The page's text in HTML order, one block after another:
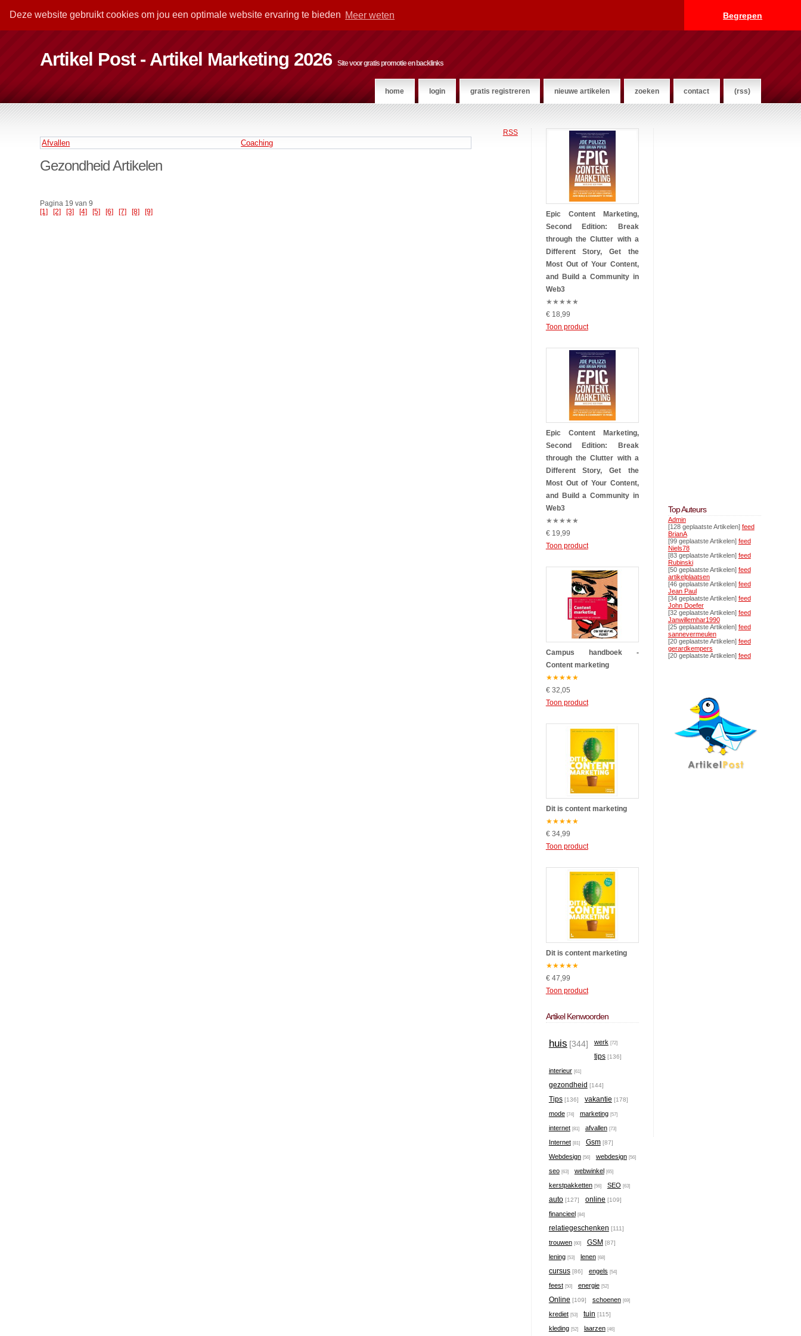
Deze website gebruikt cookies om jou een optimale website ervaring te bieden Meer weten Begrepen
Artikel Post - Artikel Marketing 2026 Site voor gratis promotie en backlinks
home login gratis registreren nieuwe artikelen zoeken contact (rss)
RSS
Afvallen Coaching
Gezondheid Artikelen
Pagina 19 van 9
[1]
[2] [3] [4] [5] [6] [7] [8] [9]
Epic Content Marketing,
Second Edition: Break
through the Clutter with a
Different Story, Get the
Most Out of Your Content,
and Build a Community in
Web3
★★★★★
€ 18,99
Toon product
Epic Content Marketing,
Second Edition: Break
through the Clutter with a
Different Story, Get the
Most Out of Your Content,
and Build a Community in
Web3
★★★★★
€ 19,99
Toon product
Campus handboek -
Content marketing
★★★★★
€ 32,05
Toon product
Dit is content marketing
★★★★★
€ 34,99
Toon product
Dit is content marketing
★★★★★
€ 47,99
Toon product
Artikel Kenwoorden
huis [344] werk [72]
tips [136]
interieur [61]
gezondheid [144]
Tips [136] vakantie [178]
mode [74] marketing [57]
internet [81] afvallen [73]
Internet [81] Gsm [87]
Webdesign [56] webdesign [56]
seo [63] webwinkel [65]
kerstpakketten [56] SEO [63]
auto [127] online [109]
financieel [84]
relatiegeschenken [111]
trouwen [60] GSM [87]
lening [53] lenen [68]
cursus [86] engels [54]
feest [50] energie [52]
Online [109] schoenen [69]
krediet [53] tuin [115]
kleding [52] laarzen [46]
Top Auteurs
Admin
[128 geplaatste Artikelen] feed
BrianA
[99 geplaatste Artikelen] feed
Niels78
[83 geplaatste Artikelen] feed
Rubinski
[50 geplaatste Artikelen] feed
artikelplaatsen
[46 geplaatste Artikelen] feed
Jean Paul
[34 geplaatste Artikelen] feed
John Doefer
[32 geplaatste Artikelen] feed
Janwillemhar1990
[25 geplaatste Artikelen] feed
sannevermeulen
[20 geplaatste Artikelen] feed
gerardkempers
[20 geplaatste Artikelen] feed